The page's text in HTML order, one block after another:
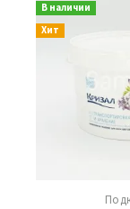
В наличии
Хит